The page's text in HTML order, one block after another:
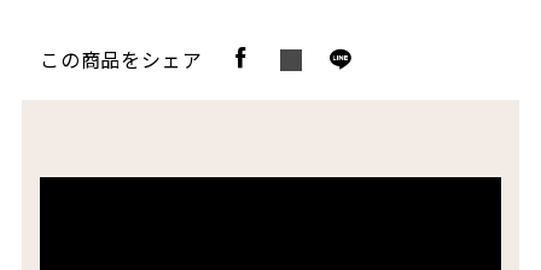
この商品をシェア